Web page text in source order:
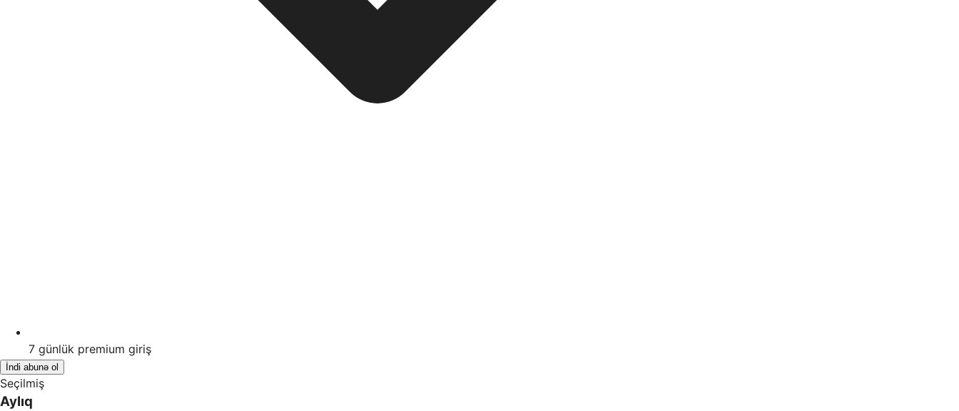
7 günlük premium giriş
İndi abunə ol
Seçilmiş
Aylıq